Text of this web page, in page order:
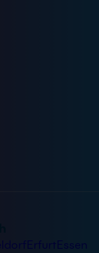
ErfurtEssen